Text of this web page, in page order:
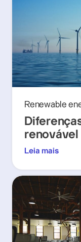
Renewable
renovável
Leia mais